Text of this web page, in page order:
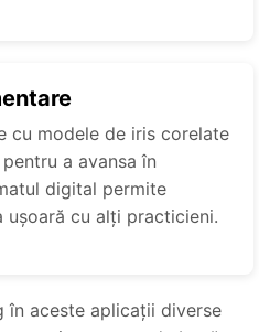
cu modele de iris corelate
a avansa în
digital permite
ușoară cu alți practicieni.
în aceste aplicații diverse